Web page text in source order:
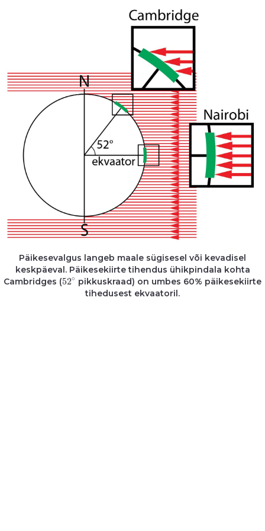
Päikesevalgus langeb maale sügisesel või kevadisel
keskpäeval. Päikesekiirte tihendus ühikpindala kohta
Cambridges (52∘
52∘pikkuskraad) on umbes 60% päikesekiirte
tihedusest ekvaatoril.